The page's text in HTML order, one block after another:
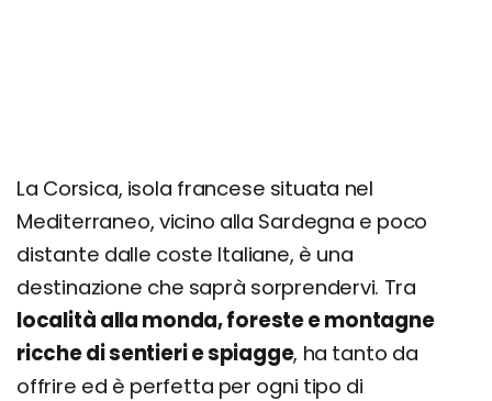
Itinerario Corsica e Natura Incontaminata
Itinerario Ajaccio e Meraviglie del Sud della
Corsica
Cosa fare in Corsica: escursioni e tour
Quanto costa una vacanza in Corsica? Prezzi,
offerte e consigli
La Corsica, isola francese situata nel
Mediterraneo, vicino alla Sardegna e poco
distante dalle coste Italiane, è una
destinazione che saprà sorprendervi. Tra
località alla monda, foreste e montagne
ricche di sentieri e spiagge, ha tanto da
offrire ed è perfetta per ogni tipo di